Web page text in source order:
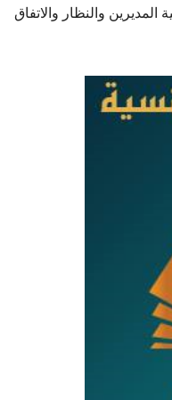
المديرين والنظار والاتفاق